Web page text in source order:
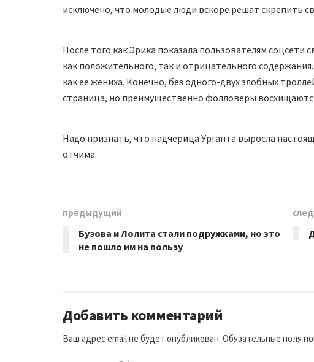
исключено, что молодые люди вскоре решат скрепить
После того как Эрика показала пользователям соцсети
как положительного, так и отрицательного
как ее жениха. Конечно, без одного-двух злобных
страница, но преимущественно фолловеры
Надо признать, что падчерица Урганта выросла
отчима.
предыдущий
Бузова и Лолита стали подружками, но это
не пошло им на пользу
Добавить комментарий
Ваш адрес email не будет опубликован. Обязательные поля